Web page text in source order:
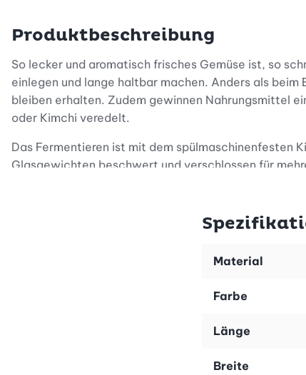
Produktbeschreibung
So lecker und aromatisch frisches Gemüse ist, so
einlegen und lange haltbar machen. Anders als
bleiben erhalten. Zudem gewinnen Nahrungsmittel
oder Kimchi veredelt.
Das Fermentieren ist mit dem spülmaschinenfesten
Glasgewichten beschwert und verschlossen für
Egal, ob du zu viel einkaufst oder dein
Material
Farbe
Länge
Breite